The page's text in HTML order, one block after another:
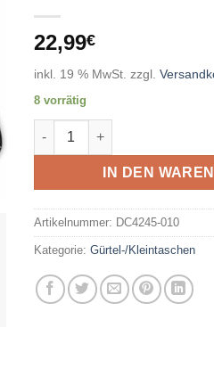
22,99€
inkl. 19 % MwSt. zzgl.
8 vorrätig
NIKE - NK HERITAGE
IN DEN
Artikelnummer: DC4245-010
Kategorie: Gürtel-/Kleintaschen